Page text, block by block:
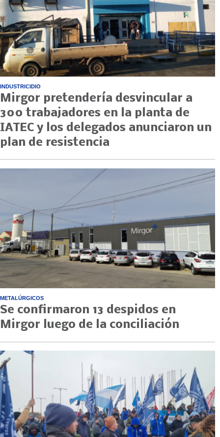
INDUSTRICIDIO
Mirgor pretendería desvincular a
300 trabajadores en la planta de
IATEC y los delegados anunciaron un
plan de resistencia
METALÚRGICOS
Se confirmaron 13 despidos en
Mirgor luego de la conciliación